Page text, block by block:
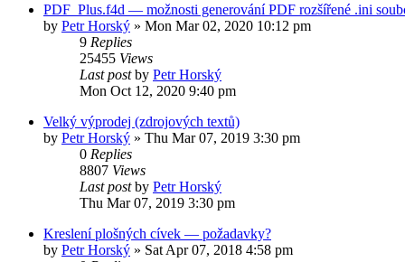
PDF_Plus.f4d — možnosti generování PDF rozšířené .ini
by Petr Horský » Mon Mar 02, 2020 10:12 pm
9 Replies
25455 Views
Last postby Petr Horský
Mon Oct 12, 2020 9:40 pm
Velký výprodej (zdrojových textů)
by Petr Horský » Thu Mar 07, 2019 3:30 pm
0 Replies
8807 Views
Last postby Petr Horský
Thu Mar 07, 2019 3:30 pm
Kreslení plošných cívek — požadavky?
by Petr Horský » Sat Apr 07, 2018 4:58 pm